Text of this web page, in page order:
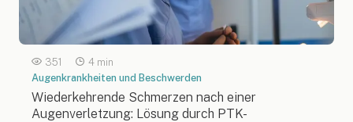
351
4 min
Augenkrankheiten und Beschwerden
Wiederkehrende Schmerzen nach einer
Augenverletzung: Lösung durch PTK-